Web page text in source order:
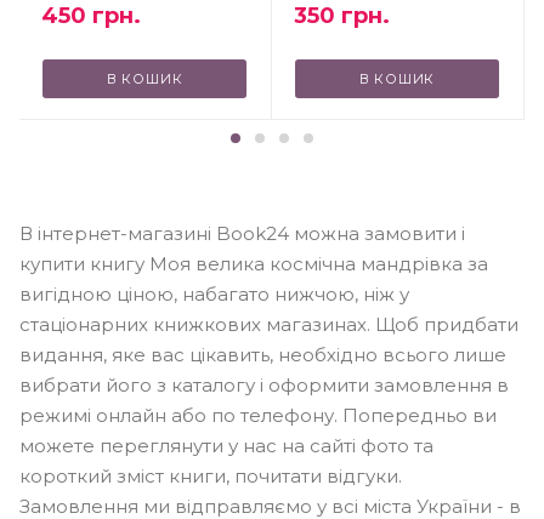
450 грн.
В КОШИК
350 грн.
В КОШИК
В інтернет-магазині Book24 можна замовити і
купити книгу Моя велика космічна мандрівка за
вигідною ціною, набагато нижчою, ніж у
стаціонарних книжкових магазинах. Щоб придбати
видання, яке вас цікавить, необхідно всього лише
вибрати його з каталогу і оформити замовлення в
режимі онлайн або по телефону. Попередньо ви
можете переглянути у нас на сайті фото та
короткий зміст книги, почитати відгуки.
Замовлення ми відправляємо у всі міста України - в